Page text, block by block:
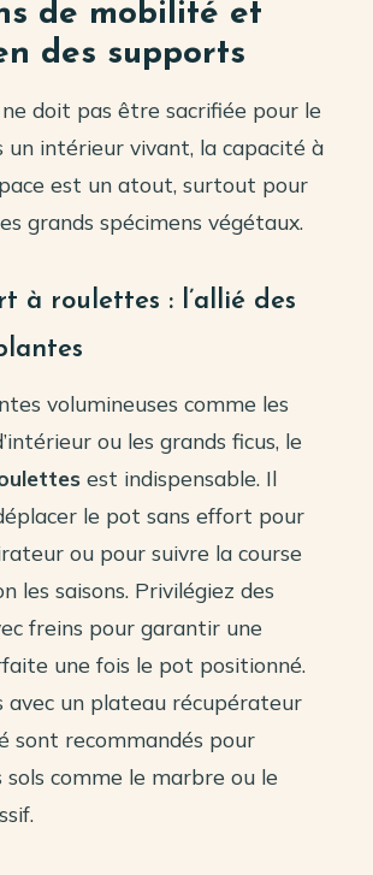
de mobilité et
des supports
doit pas être sacrifiée pour le
un intérieur vivant, la capacité à
est un atout, surtout pour
grands spécimens végétaux.
à roulettes : l’allié des
volumineuses comme les
ou les grands ficus, le
est indispensable. Il
le pot sans effort pour
ou pour suivre la course
les saisons. Privilégiez des
freins pour garantir une
une fois le pot positionné.
avec un plateau récupérateur
sont recommandés pour
comme le marbre ou le